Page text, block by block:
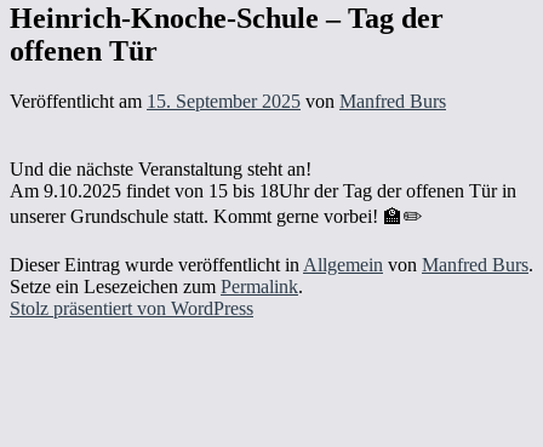
Heinrich-Knoche-Schule – Tag der
offenen Tür
Veröffentlicht am 15. September 2025 von Manfred Burs
Und die nächste Veranstaltung steht an!
Am 9.10.2025 findet von 15 bis 18Uhr der Tag der offenen Tür in
unserer Grundschule statt. Kommt gerne vorbei! 🏫✏️
Dieser Eintrag wurde veröffentlicht in Allgemein von Manfred Burs.
Setze ein Lesezeichen zum Permalink.
Stolz präsentiert von WordPress